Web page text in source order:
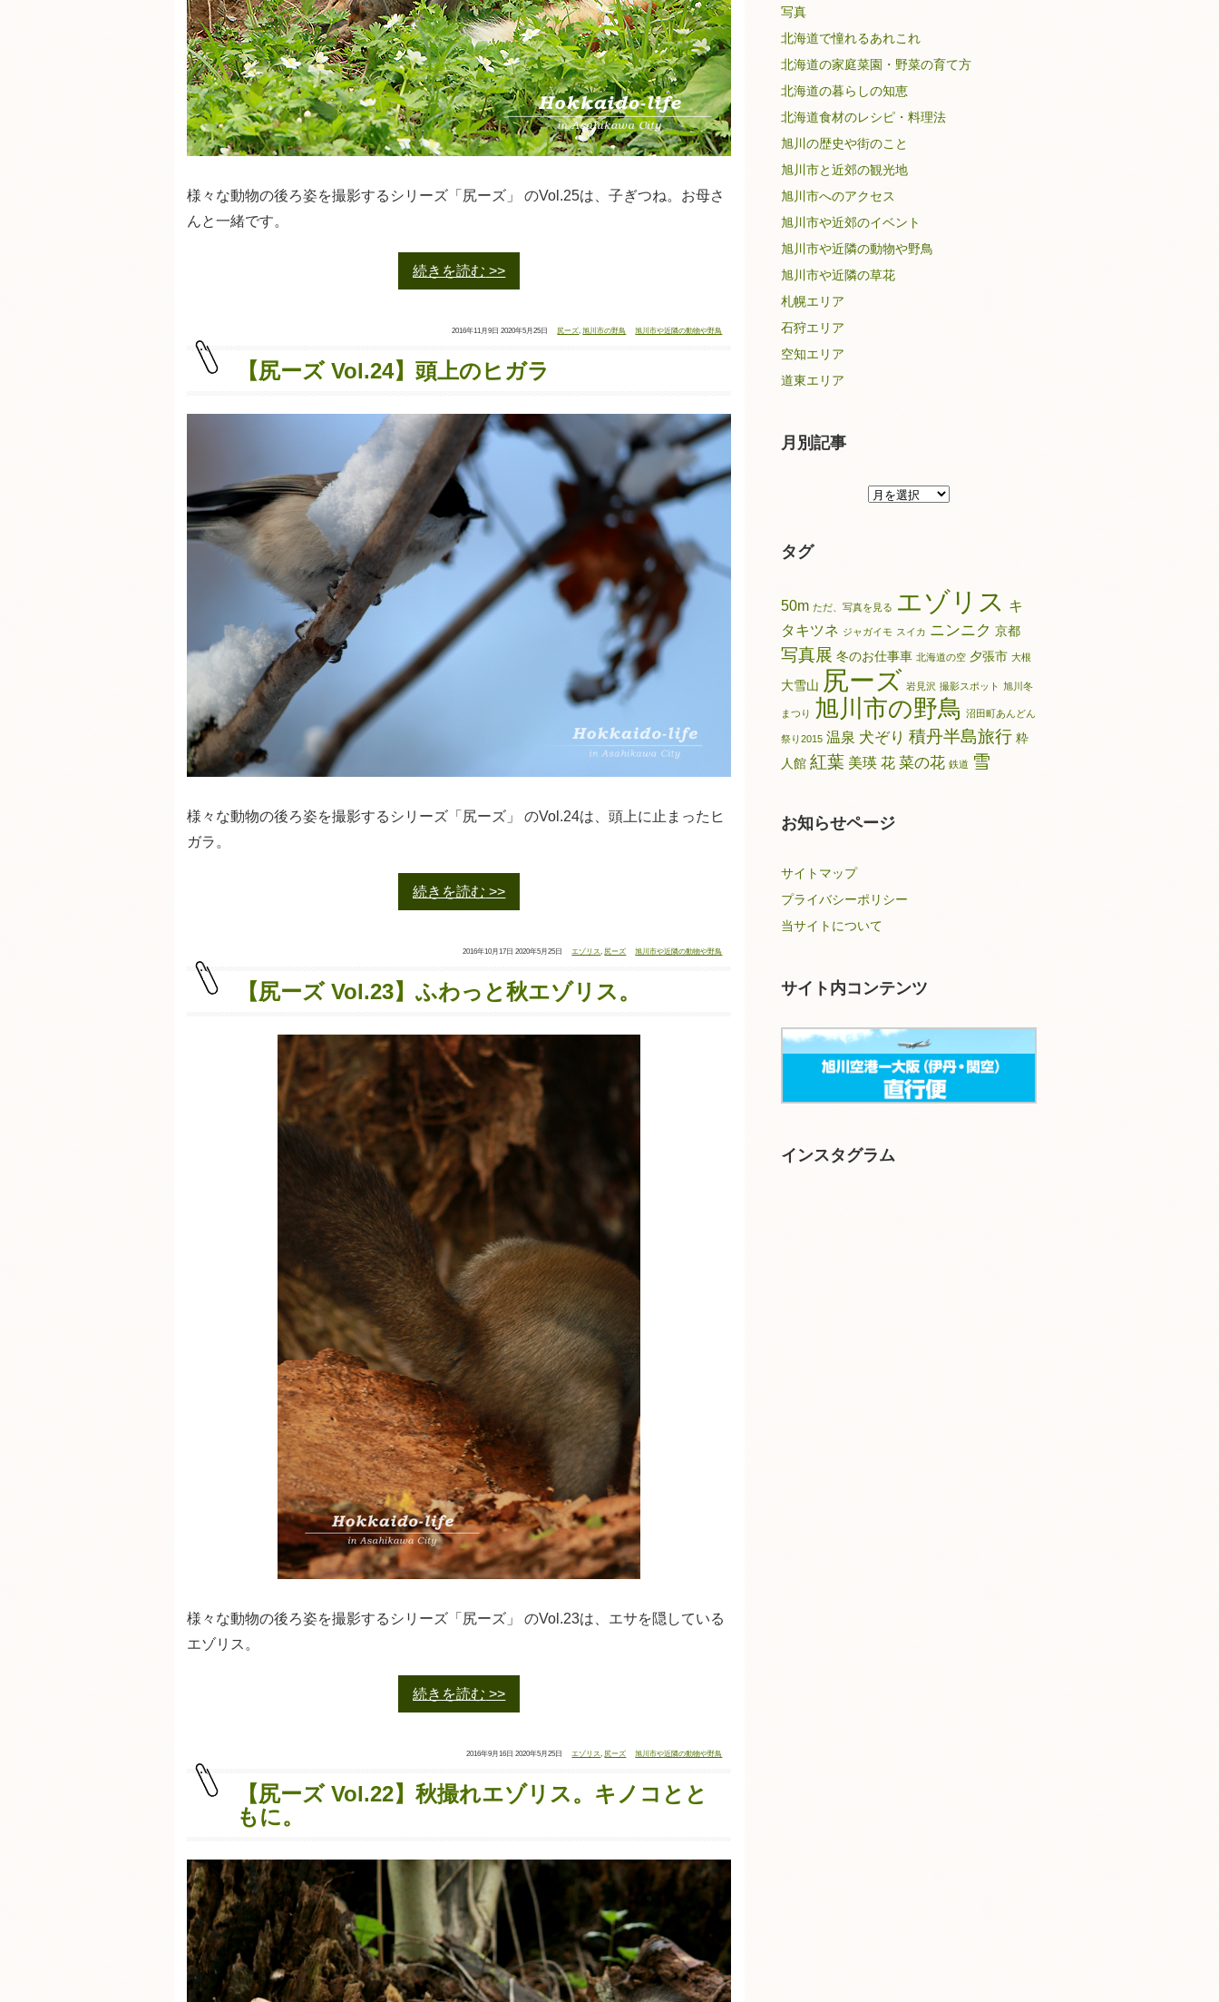
様々な動物の後ろ姿を撮影するシリーズ「尻ーズ」 のVol.25は、子ぎつね。お母さ
んと一緒です。
続きを読む
投
2016年11月9日 最
2020年5月25日
タ
グ：
尻ーズ,旭川市の野鳥
カ
テ
旭川市や近隣の動物や野鳥
【尻ーズ Vol.24】頭上のヒガラ
様々な動物の後ろ姿を撮影するシリーズ「尻ーズ」 のVol.24は、頭上に止まったヒ
ガラ。
続きを読む
投
2016年10月17日 最
日：
2020年5月25日
タ
グ：
エゾリス,尻ーズ
カ
テ
旭川市や近隣の動物や野鳥
【尻ーズ Vol.23】ふわっと秋エゾリス。
様々な動物の後ろ姿を撮影するシリーズ「尻ーズ」 のVol.23は、エサを隠している
エゾリス。
続きを読む
投
2016年9月16日 最
日：
2020年5月25日
タ
グ：
エゾリス,尻ーズ
カ
テ
旭川市や近隣の動物や野鳥
【尻ーズ Vol.22】秋撮れエゾリス。キノコとと
もに。
写真
北海道で憧れるあれこれ
北海道の家庭菜園・野菜の育て方
北海道の暮らしの知恵
北海道食材のレシピ・料理法
旭川の歴史や街のこと
旭川市と近郊の観光地
旭川市へのアクセス
旭川市や近郊のイベント
旭川市や近隣の動物や野鳥
旭川市や近隣の草花
札幌エリア
石狩エリア
空知エリア
道東エリア
月別記事
月
タグ
50m ただ、写真を見る エゾリス キ
タキツネ ジャガイモ スイカ ニンニク 京都
写真展 冬のお仕事車 北海道の空 夕張市 大根
大雪山 尻ーズ 岩見沢 撮影スポット 旭川冬
まつり 旭川市の野鳥 沼田町あんどん
祭り2015 温泉 犬ぞり 積丹半島旅行 粋
人館 紅葉 美瑛 花 菜の花 鉄道 雪
お知らせページ
サイトマップ
プライバシーポリシー
当サイトについて
サイト内コンテンツ
インスタグラム